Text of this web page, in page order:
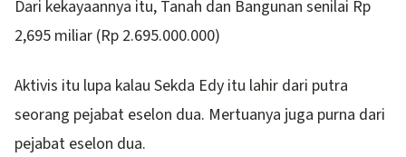
Dari kekayaannya itu, Tanah dan Bangunan senilai Rp
2,695 miliar (Rp 2.695.000.000)
Aktivis itu lupa kalau Sekda Edy itu lahir dari putra
seorang pejabat eselon dua. Mertuanya juga purna dari
pejabat eselon dua.